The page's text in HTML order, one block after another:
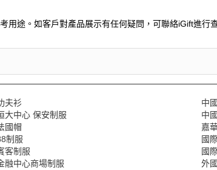
用途。如客戶對產品展示有任何疑問，可聯絡iGift進行
夫衫
中
大中心 保安制服
中
國帽
嘉
制服
國
客制服
國
融中心商場制服
外